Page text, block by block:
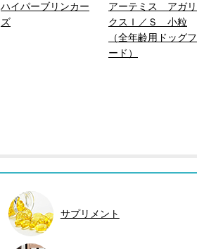
ハイパーブリンカー
ズ
アーテミス アガリ
クスＩ／Ｓ 小粒
（全年齢用ドッグフ
ード）
サプリメント